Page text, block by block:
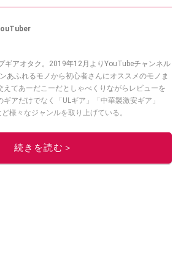
ギアオタク。2019年12月よりYouTubeチャンネル
あふれるモノから初心者さんにオススメのモノま
えてあーだこーだとしゃべくりながらレビューを
アだけでなく「ULギア」「中華製激安ギア」
様々なジャンルを取り上げている。
このイチオシストの他の記事を読む
続きを読む＞